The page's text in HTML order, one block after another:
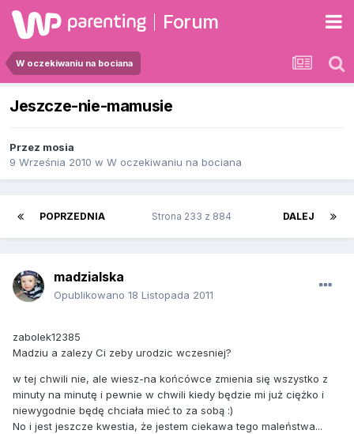
Forum
W oczekiwaniu na bociana
Jeszcze-nie-mamusie
Przez mosia
9 Września 2010 w W oczekiwaniu na bociana
POPRZEDNIA DALEJ
Strona 233 z 884
madzialska
Opublikowano 18 Listopada 2011
zabolek12385
Madziu a zalezy Ci zeby urodzic wczesniej?
w tej chwili nie, ale wiesz-na końcówce zmienia się wszystko z
minuty na minutę i pewnie w chwili kiedy będzie mi już ciężko i
niewygodnie będę chciała mieć to za sobą :)
No i jest jeszcze kwestia, że jestem ciekawa tego maleństwa...